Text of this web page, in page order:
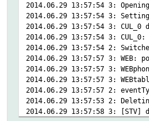
2014.06.28 21:23:10 4:
2014.06.28 21:23:10 5: CUL_0
2014.06.28 21:24:20 5: CUL/
2014.06.28 21:24:20 4:
2014.06.28 21:24:20 5: CUL_0
2014.06.28 21:24:24 5: CUL/
2014.06.28 21:24:24 4:
2014.06.28 21:24:24 5: CUL_0
2014.06.28 21:24:29 5: CUL/RAW:
2014.06.29 13:57:54 3:
2014.06.29 13:57:54 3:
2014.06.29 13:57:54 3: CUL_0
2014.06.29 13:57:54 3: CUL_0:
2014.06.29 13:57:54 2:
2014.06.29 13:57:57 3: WEB:
2014.06.29 13:57:57 3:
2014.06.29 13:57:57 3:
2014.06.29 13:57:57 2:
2014.06.29 13:57:53 2:
2014.06.29 13:57:58 3: [STV]